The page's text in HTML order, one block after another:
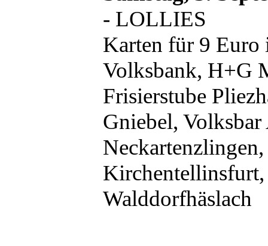
- LOLLIES
Karten für 9 Euro
Volksbank, H+G
Frisierstube
Gniebel,
Kirchentellinsfurt,
Walddorfhäslach